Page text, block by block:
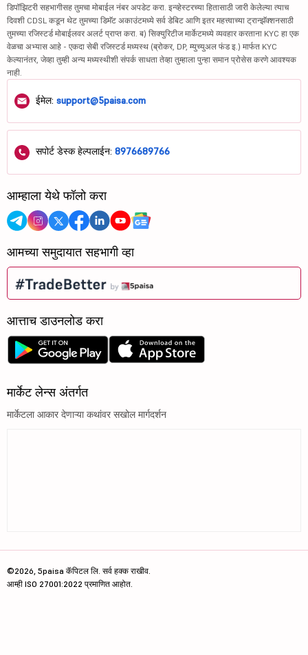
डिपॉझिटरी सहभागीसह तुमचा मोबाईल नंबर अपडेट करा. इन्व्हेस्टरच्या हितासाठी जारी केलेल्या त्याच
दिवशी CDSL कडून थेट तुमच्या डिमॅट अकाउंटमध्ये सर्व डेबिट आणि इतर महत्त्वाच्या ट्रान्झॅक्शनसाठी
तुमच्या रजिस्टर्ड मोबाईलवर अलर्ट प्राप्त करा. ब) सिक्युरिटीज मार्केटमध्ये व्यवहार करताना KYC हा एक
वेळचा अभ्यास आहे - एकदा सेबी रजिस्टर्ड मध्यस्थ (ब्रोकर, DP, म्युच्युअल फंड इ.) मार्फत KYC
केल्यानंतर, जेव्हा तुम्ही अन्य मध्यस्थीशी संपर्क साधता तेव्हा तुम्हाला पुन्हा समान प्रोसेस करणे आवश्यक
नाही.
ईमेल: support@5paisa.com
सपोर्ट डेस्क हेल्पलाईन: 8976689766
आम्हाला येथे फॉलो करा
आमच्या समुदायात सहभागी व्हा
आत्ताच डाउनलोड करा
मार्केट लेन्स अंतर्गत
मार्केटला आकार देणाऱ्या कथांवर सखोल मार्गदर्शन
©2026, 5paisa कॅपिटल लि. सर्व हक्क राखीव.
आम्ही ISO 27001:2022 प्रमाणित आहोत.